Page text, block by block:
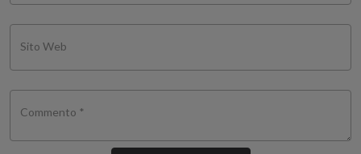
Sito Web
Commento *